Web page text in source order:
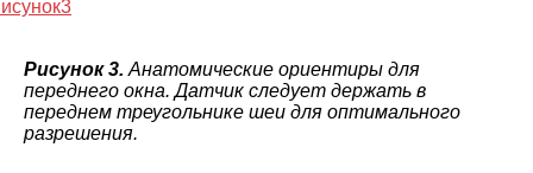
Рисунок 3. Анатомические ориентиры для
переднего окна. Датчик следует держать в
переднем треугольнике шеи для оптимального
разрешения.